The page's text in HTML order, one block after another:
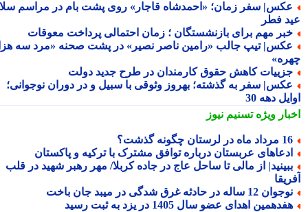
سفر زمان؛ «احمدشاه قاجار» روی پشت بام در مراسم سلام
فطر
مهم برای بازنشستگان ؛ زمان احتمالی پرداخت معوقات
تیپ جالب «رامین ناصر نصیر» در پشت صحنه «مرد سه هزار
کاهش حقوق کارمندان در طرح جدید دولت
سفر به گذشته؛ بهروز وثوقی با سبیل و در دوران نوجوانی؛
دهه 30
ویژهتسنیم نیوز
در لرستان چگونه گذشت؟
عربستان درباره توافق مشترک با ترکیه و پاکستان
از مالی تا ساحل عاج در جاده کربلا/ مهر رهبر شهید در قلب
12 ساله در حادثه غرق شدگی در میبد جان باخت
اهدای عضو سال 1405 در یزد به ثبت رسید